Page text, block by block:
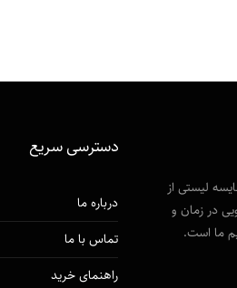
لیستی از
در زمان و
ما است.
دسترسی‌ سریع
درباره ما
تماس با ما
راهنمای خرید